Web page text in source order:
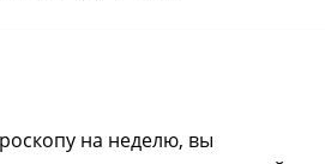
на неделю, вы